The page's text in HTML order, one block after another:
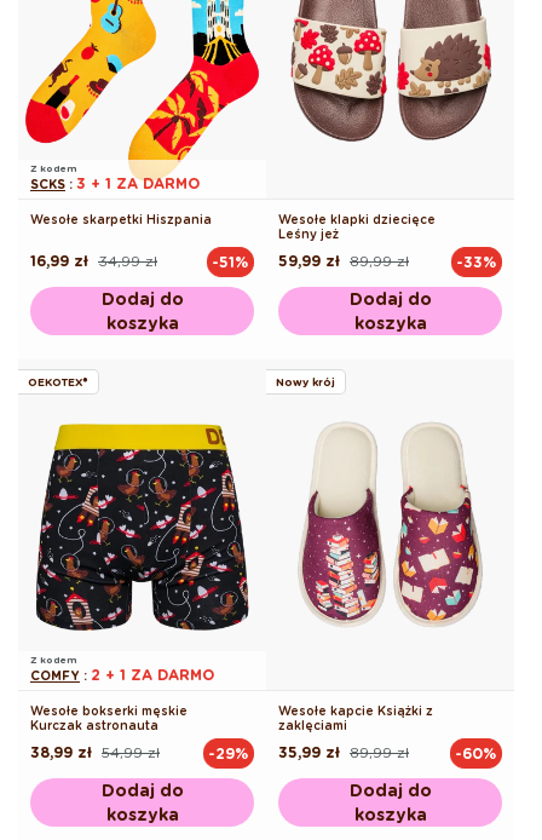
Z kodem
SCKS : 3 + 1 ZA DARMO
Wesołe skarpetki Hiszpania
Cena
34,99 zł
Cena
16,99 zł -51%
Dodaj do
koszyka
Wesołe klapki dziecięce
Leśny jeż
Cena
89,99 zł
Cena
59,99 zł -33%
Dodaj do
koszyka
OEKOTEX®
Z kodem
COMFY : 2 + 1 ZA DARMO
Wesołe bokserki męskie
Kurczak astronauta
Cena
54,99 zł
Cena
38,99 zł -29%
Dodaj do
koszyka
Nowy krój
Wesołe kapcie Książki z
zaklęciami
Cena
89,99 zł
Cena
35,99 zł -60%
Dodaj do
koszyka